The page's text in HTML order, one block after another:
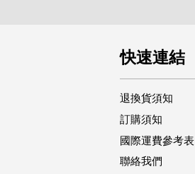
快速連結
退換貨須知
訂購須知
國際運費參考表
聯絡我們